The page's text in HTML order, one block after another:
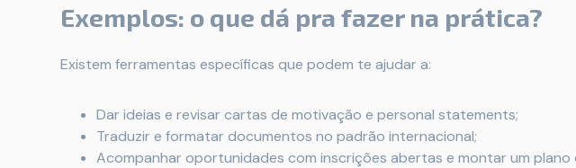
Exemplos: o que dá pra fazer na prática?
Existem ferramentas específicas que podem te ajudar a:
Dar ideias e revisar cartas de motivação e personal statements;
Traduzir e formatar documentos no padrão internacional;
Acompanhar oportunidades com inscrições abertas e montar um plano